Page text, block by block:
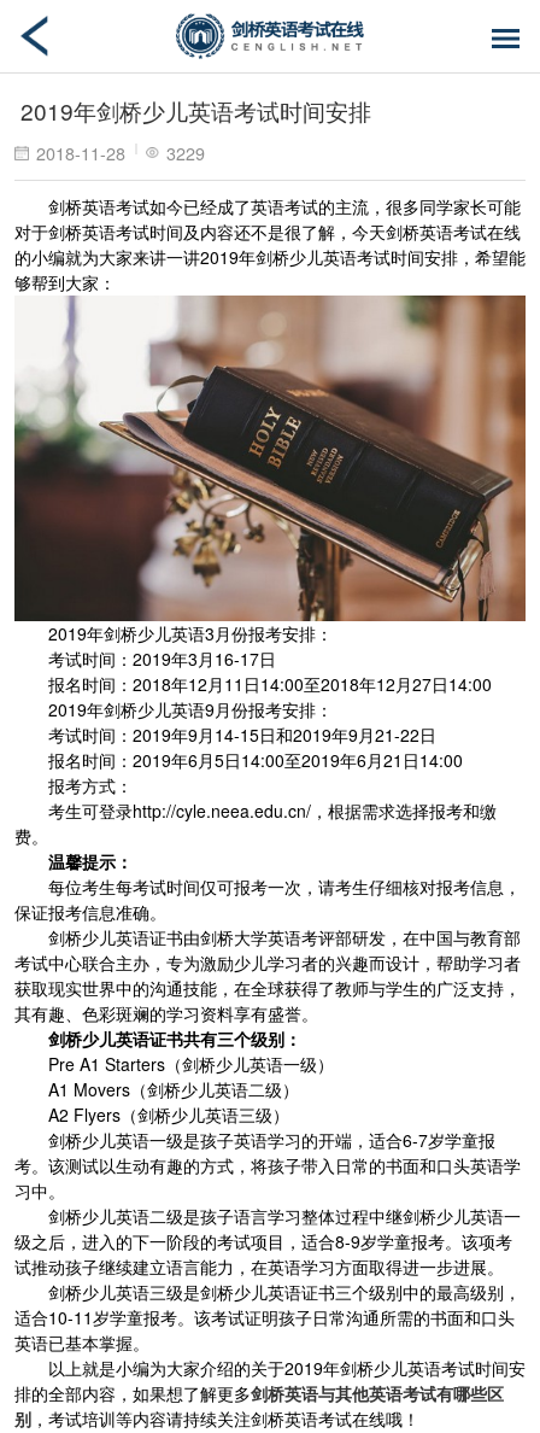
2019年剑桥少儿英语考试时间安排
2018-11-28 3229
剑桥英语考试如今已经成了英语考试的主流，很多同学家长可能
对于剑桥英语考试时间及内容还不是很了解，今天剑桥英语考试在线
的小编就为大家来讲一讲2019年剑桥少儿英语考试时间安排，希望能
够帮到大家：
2019年剑桥少儿英语3月份报考安排：
考试时间：2019年3月16-17日
报名时间：2018年12月11日14:00至2018年12月27日14:00
2019年剑桥少儿英语9月份报考安排：
考试时间：2019年9月14-15日和2019年9月21-22日
报名时间：2019年6月5日14:00至2019年6月21日14:00
报考方式：
考生可登录http://cyle.neea.edu.cn/，根据需求选择报考和缴
费。
温馨提示：
每位考生每考试时间仅可报考一次，请考生仔细核对报考信息，
保证报考信息准确。
剑桥少儿英语证书由剑桥大学英语考评部研发，在中国与教育部
考试中心联合主办，专为激励少儿学习者的兴趣而设计，帮助学习者
获取现实世界中的沟通技能，在全球获得了教师与学生的广泛支持，
其有趣、色彩斑斓的学习资料享有盛誉。
剑桥少儿英语证书共有三个级别：
Pre A1 Starters（剑桥少儿英语一级）
A1 Movers（剑桥少儿英语二级）
A2 Flyers（剑桥少儿英语三级）
剑桥少儿英语一级是孩子英语学习的开端，适合6-7岁学童报
考。该测试以生动有趣的方式，将孩子带入日常的书面和口头英语学
习中。
剑桥少儿英语二级是孩子语言学习整体过程中继剑桥少儿英语一
级之后，进入的下一阶段的考试项目，适合8-9岁学童报考。该项考
试推动孩子继续建立语言能力，在英语学习方面取得进一步进展。
剑桥少儿英语三级是剑桥少儿英语证书三个级别中的最高级别，
适合10-11岁学童报考。该考试证明孩子日常沟通所需的书面和口头
英语已基本掌握。
以上就是小编为大家介绍的关于2019年剑桥少儿英语考试时间安
排的全部内容，如果想了解更多剑桥英语与其他英语考试有哪些区
别，考试培训等内容请持续关注剑桥英语考试在线哦！